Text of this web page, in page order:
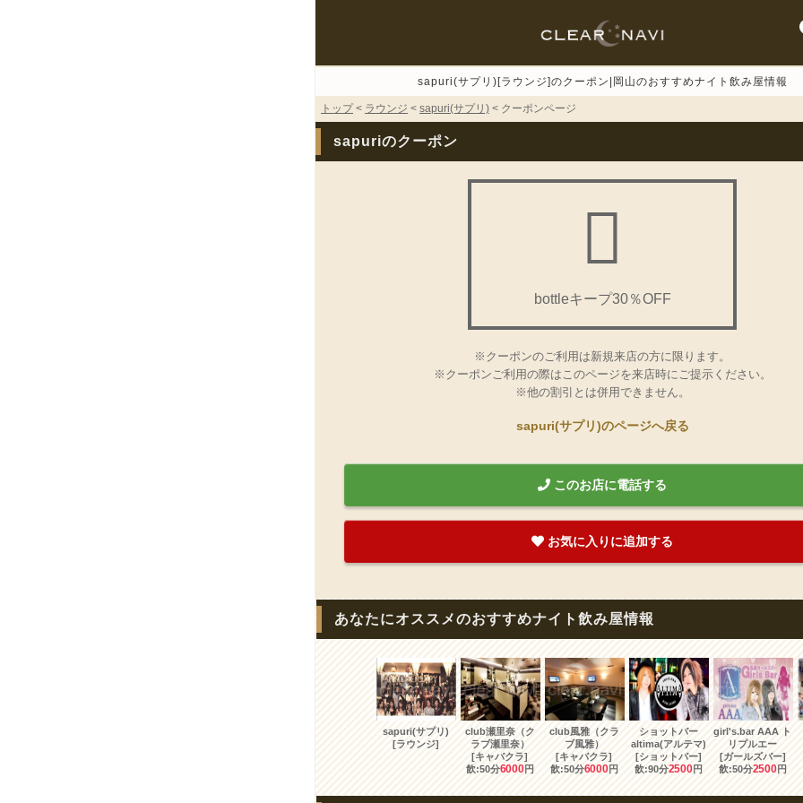
sapuri(サプリ)[ラウンジ]のクーポン|岡山のおすすめナイト飲み屋情報
トップ< ラウンジ < sapuri(サプリ) < クーポンページ
sapuriのクーポン
bottleキープ30％OFF
※クーポンのご利用は新規来店の方に限ります。
※クーポンご利用の際はこのページを来店時にご提示ください。
※他の割引とは併用できません。
sapuri(サプリ)のページへ戻る
このお店に電話する
お気に入りに追加する
あなたにオススメのおすすめナイト飲み屋情報
sapuri(サプリ)
[ラウンジ]
club瀬里奈（ク
ラブ瀬里奈）
[キャバクラ]
飲:50分6000円
club風雅（クラ
ブ風雅）
[キャバクラ]
飲:50分6000円
ショットバー
altima(アルテマ)
[ショットバー]
飲:90分2500円
girl's.bar AAA ト
リプルエー
[ガールズバー]
飲:50分2500円